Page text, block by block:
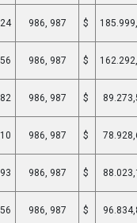
986, 987 $
986, 987 $
986, 987 $
986, 987 $
986, 987 $
986, 987 $